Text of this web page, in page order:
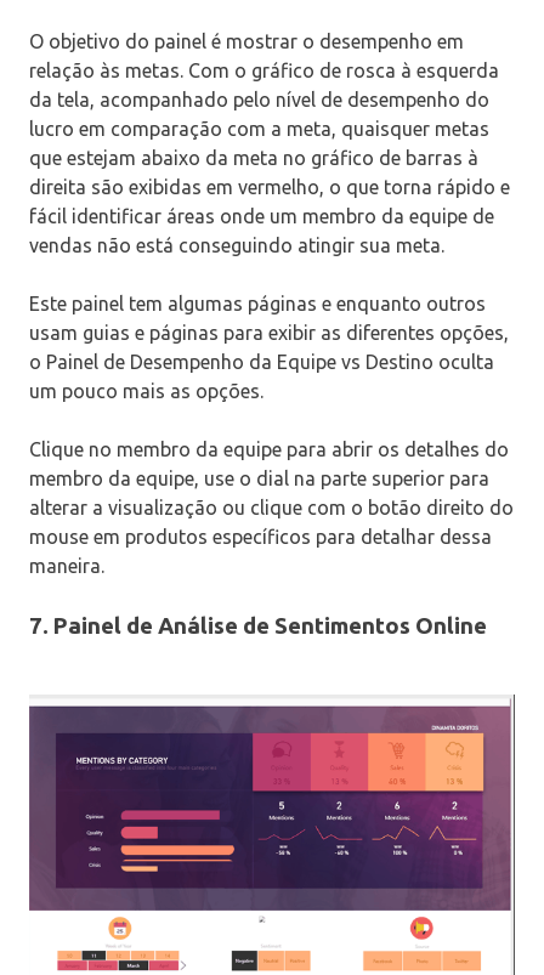
O objetivo do painel é mostrar o desempenho em
relação às metas. Com o gráfico de rosca à esquerda
da tela, acompanhado pelo nível de desempenho do
lucro em comparação com a meta, quaisquer metas
que estejam abaixo da meta no gráfico de barras à
direita são exibidas em vermelho, o que torna rápido e
fácil identificar áreas onde um membro da equipe de
vendas não está conseguindo atingir sua meta.
Este painel tem algumas páginas e enquanto outros
usam guias e páginas para exibir as diferentes opções,
o Painel de Desempenho da Equipe vs Destino oculta
um pouco mais as opções.
Clique no membro da equipe para abrir os detalhes do
membro da equipe, use o dial na parte superior para
alterar a visualização ou clique com o botão direito do
mouse em produtos específicos para detalhar dessa
maneira.
7. Painel de Análise de Sentimentos Online